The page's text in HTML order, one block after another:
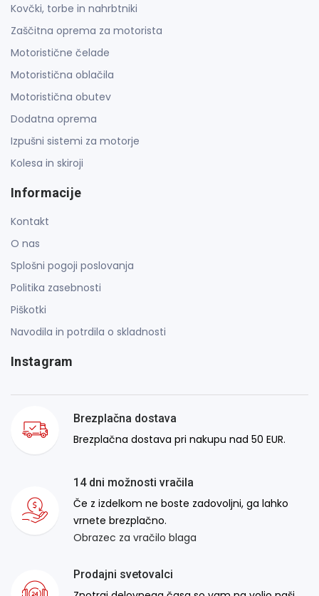
Kovčki, torbe in nahrbtniki
Zaščitna oprema za motorista
Motoristične čelade
Motoristična oblačila
Motoristična obutev
Dodatna oprema
Izpušni sistemi za motorje
Kolesa in skiroji
Informacije
Kontakt
O nas
Splošni pogoji poslovanja
Politika zasebnosti
Piškotki
Navodila in potrdila o skladnosti
Instagram
Brezplačna dostava
Brezplačna dostava pri nakupu nad 50 EUR.
14 dni možnosti vračila
Če z izdelkom ne boste zadovoljni, ga lahko
vrnete brezplačno.
Obrazec za vračilo blaga
Prodajni svetovalci